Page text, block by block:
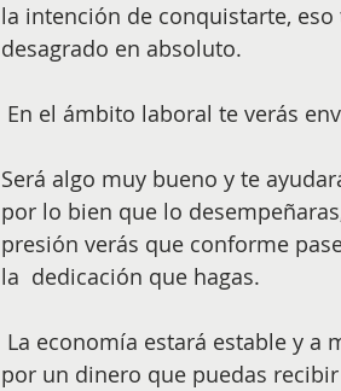
la intención de conquistarte,
desagrado en absoluto.
En el ámbito laboral te verás
Será algo muy bueno y te
por lo bien que lo
presión verás que conforme
la  dedicación que hagas.
por un dinero que puedas